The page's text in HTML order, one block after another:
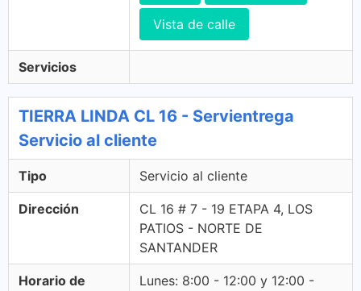
Vista de calle
Servicios
TIERRA LINDA CL 16 - Servientrega
Servicio al cliente
Tipo Servicio al cliente
Dirección
CL 16 # 7 - 19 ETAPA 4, LOS
PATIOS - NORTE DE
SANTANDER
Horario de
Lunes: 8:00 - 12:00 y 12:00 -